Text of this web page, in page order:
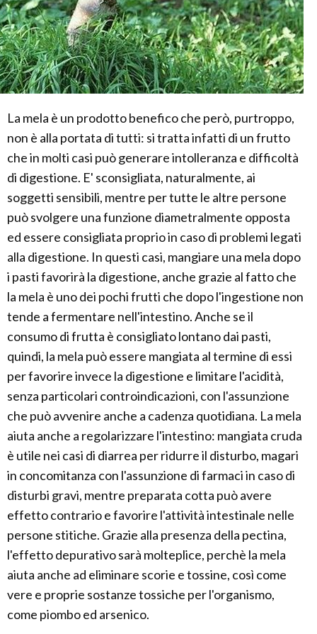
La mela è un prodotto benefico che però, purtroppo,
non è alla portata di tutti: si tratta infatti di un frutto
che in molti casi può generare intolleranza e difficoltà
di digestione. E' sconsigliata, naturalmente, ai
soggetti sensibili, mentre per tutte le altre persone
può svolgere una funzione diametralmente opposta
ed essere consigliata proprio in caso di problemi legati
alla digestione. In questi casi, mangiare una mela dopo
i pasti favorirà la digestione, anche grazie al fatto che
la mela è uno dei pochi frutti che dopo l'ingestione non
tende a fermentare nell'intestino. Anche se il
consumo di frutta è consigliato lontano dai pasti,
quindi, la mela può essere mangiata al termine di essi
per favorire invece la digestione e limitare l'acidità,
senza particolari controindicazioni, con l'assunzione
che può avvenire anche a cadenza quotidiana. La mela
aiuta anche a regolarizzare l'intestino: mangiata cruda
è utile nei casi di diarrea per ridurre il disturbo, magari
in concomitanza con l'assunzione di farmaci in caso di
disturbi gravi, mentre preparata cotta può avere
effetto contrario e favorire l'attività intestinale nelle
persone stitiche. Grazie alla presenza della pectina,
l'effetto depurativo sarà molteplice, perchè la mela
aiuta anche ad eliminare scorie e tossine, così come
vere e proprie sostanze tossiche per l'organismo,
come piombo ed arsenico.